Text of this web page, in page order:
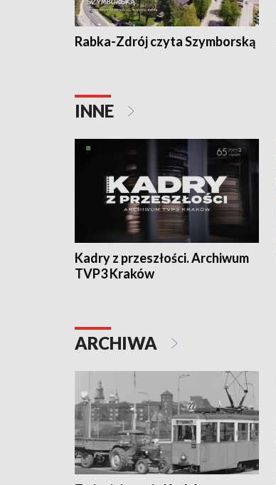
Rabka-Zdrój czyta Szymborską
INNE
Kadry z przeszłości. Archiwum
TVP3 Kraków
ARCHIWA